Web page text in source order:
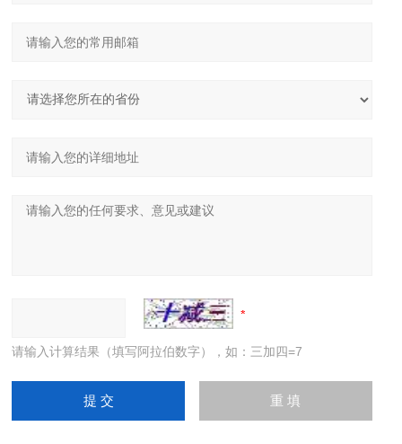
请输入计算结果（填写阿拉伯数字），如：三加四=7